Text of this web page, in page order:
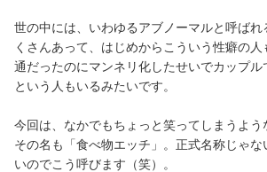
世の中には、いわゆるアブノーマルと呼ばれ
くさんあって、はじめからこういう性癖の
通だったのにマンネリ化したせいでカップル
という人もいるみたいです。
今回は、なかでもちょっと笑ってしまうよう
その名も「食べ物エッチ」。正式名称じゃな
いのでこう呼びます（笑）。